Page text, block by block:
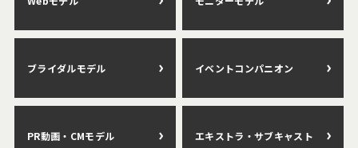
ブライダルモデル イベントコンパニオン
PR動画・CMモデル エキストラ・サブキャスト